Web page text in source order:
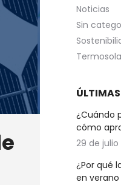
Noticias
Sin
¿Cuándo
cómo
29 de
¿Por qué
en